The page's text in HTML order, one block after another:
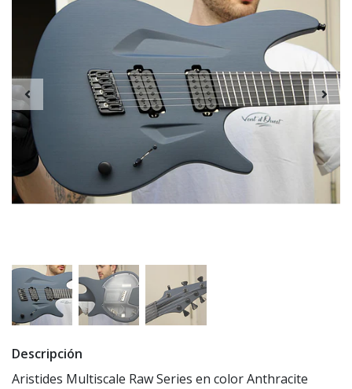
Descripción
Aristides Multiscale Raw Series en color Anthracite